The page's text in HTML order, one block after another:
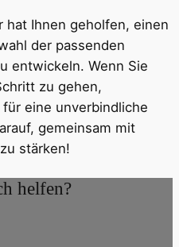
hat Ihnen geholfen, einen
der passenden
entwickeln. Wenn Sie
zu gehen,
eine unverbindliche
gemeinsam mit
stärken!
helfen?